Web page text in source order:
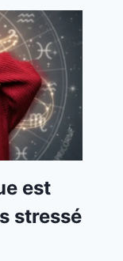
est
stressé